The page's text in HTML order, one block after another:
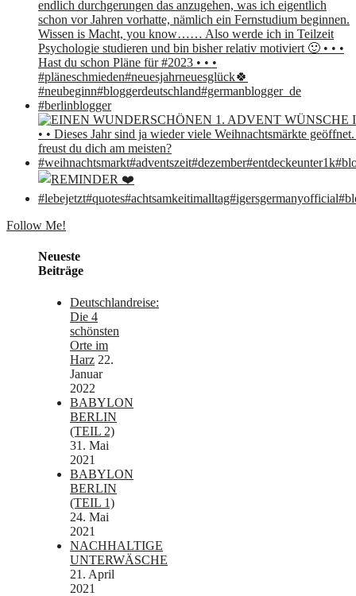
Follow Me!
Neueste
Beiträge
Deutschlandreise:
Die 4
schönsten
Orte im
Harz 22.
Januar
2022
BABYLON
BERLIN
(TEIL 2)
31. Mai
2021
BABYLON
BERLIN
(TEIL 1)
24. Mai
2021
NACHHALTIGE
UNTERWÄSCHE
21. April
2021